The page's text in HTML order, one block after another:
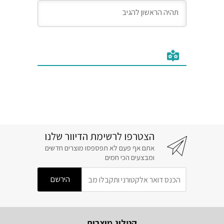
הצטרפו לרשימת הדיוור שלנו
אתם אף פעם לא תפספסו מוצרים חדשים
ומבצעים הכי חמים